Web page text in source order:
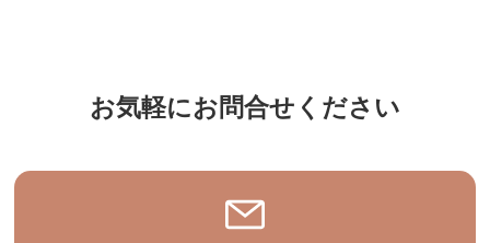
お気軽にお問合せください